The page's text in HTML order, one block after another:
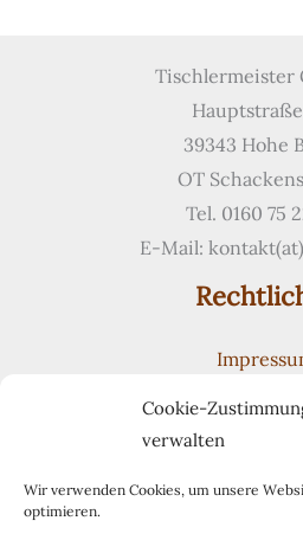
Cookie-
verwalten
Wir verwenden Cookies, um unsere
optimieren.
Tischlermeister
39343 Hohe
OT
Tel. 0160 75
E-Mail:
Cookie-